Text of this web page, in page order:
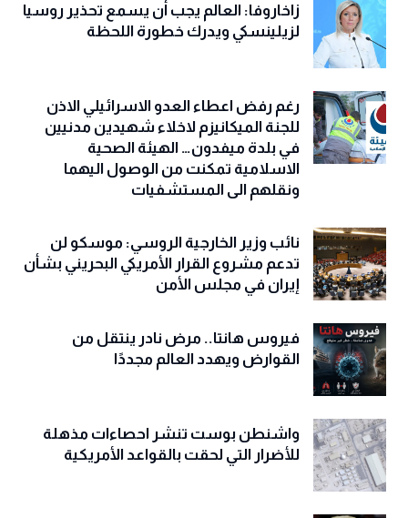
زاخاروفا: العالم يجب أن يسمع تحذير روسيا
لزيلينسكي ويدرك خطورة اللحظة
رغم رفض اعطاء العدو الاسرائيلي الاذن
للجنة الميكانيزم لاخلاء شهيدين مدنيين
في بلدة ميفدون… الهيئة الصحية
الاسلامية تمكنت من الوصول اليهما
ونقلهم الى المستشفيات
نائب وزير الخارجية الروسي: موسكو لن
تدعم مشروع القرار الأمريكي البحريني بشأن
إيران في مجلس الأمن
فيروس هانتا.. مرض نادر ينتقل من
القوارض ويهدد العالم مجددًا
واشنطن بوست تنشر احصاءات مذهلة
للأضرار التي لحقت بالقواعد الأمريكية